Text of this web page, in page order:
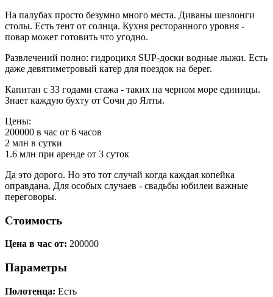
На палубах просто безумно много места. Диваны шезлонги
столы. Есть тент от солнца. Кухня ресторанного уровня -
повар может готовить что угодно.
Развлечений полно: гидроцикл SUP-доски водные лыжи. Есть
даже девятиметровый катер для поездок на берег.
Капитан с 33 годами стажа - таких на черном море единицы.
Знает каждую бухту от Сочи до Ялты.
Цены:
200000 в час от 6 часов
2 млн в сутки
1.6 млн при аренде от 3 суток
Да это дорого. Но это тот случай когда каждая копейка
оправдана. Для особых случаев - свадьбы юбилеи важные
переговоры.
Стоимость
Цена в час от: 200000
Параметры
Полотенца: Есть